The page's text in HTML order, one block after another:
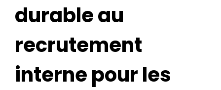
durable au
recrutement
interne pour les